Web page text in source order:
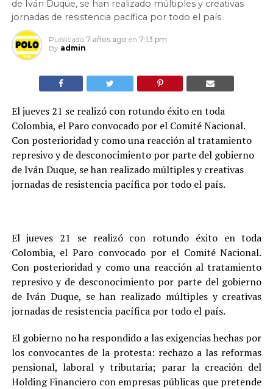
de Iván Duque, se han realizado múltiples y creativas
jornadas de resistencia pacífica por todo el país.
Publicado 7 años ago en 7:13 pm
By admin
El jueves 21 se realizó con rotundo éxito en toda
Colombia, el Paro convocado por el Comité Nacional.
Con posterioridad y como una reacción al tratamiento
represivo y de desconocimiento por parte del gobierno
de Iván Duque, se han realizado múltiples y creativas
jornadas de resistencia pacífica por todo el país.
El jueves 21 se realizó con rotundo éxito en toda
Colombia, el Paro convocado por el Comité Nacional.
Con posterioridad y como una reacción al tratamiento
represivo y de desconocimiento por parte del gobierno
de Iván Duque, se han realizado múltiples y creativas
jornadas de resistencia pacífica por todo el país.
El gobierno no ha respondido a las exigencias hechas por
los convocantes de la protesta: rechazo a las reformas
pensional, laboral y tributaria; parar la creación del
Holding Financiero con empresas públicas que pretende